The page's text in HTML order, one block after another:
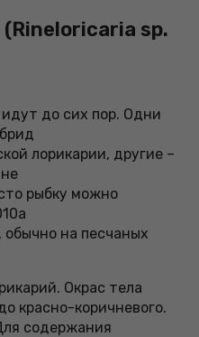
sp.
до сих пор. Одни
лорикарии, другие –
рыбку можно
обычно на песчаных
Окрас тела
красно-коричневого.
содержания